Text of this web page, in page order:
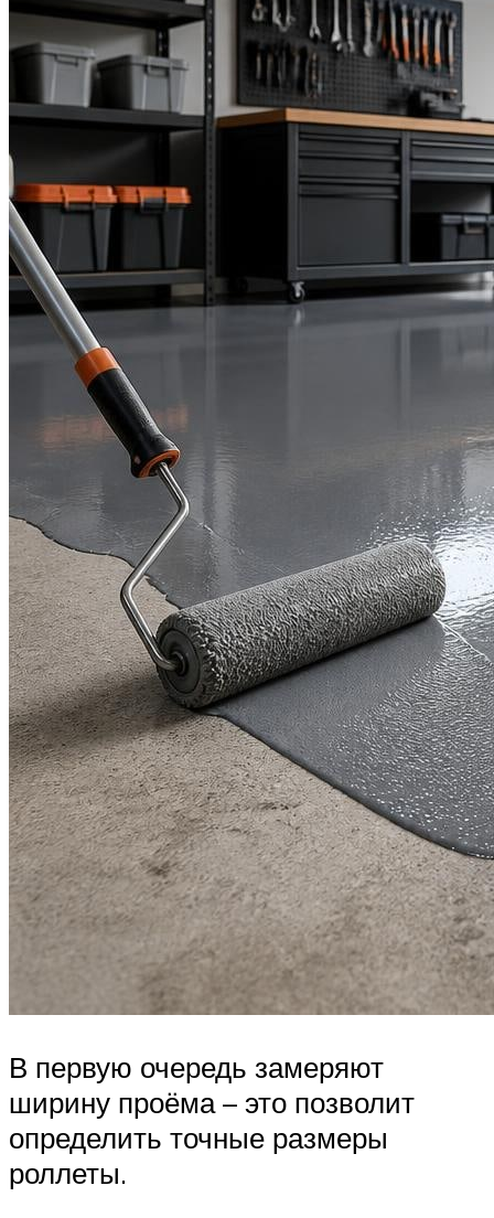
В первую очередь замеряют
ширину проёма – это позволит
определить точные размеры
роллеты.